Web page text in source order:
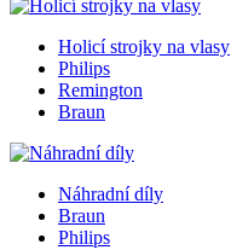
Holicí strojky na vlasy
Philips
Remington
Braun
Náhradní díly
Braun
Philips